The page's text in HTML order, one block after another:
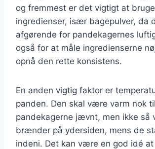
og fremmest er det vigtigt at
ingredienser, især bagepulver, da
afgørende for pandekagernes
også for at måle ingredienserne
opnå den rette konsistens.
En anden vigtig faktor er
panden. Den skal være varm nok
pandekagerne jævnt, men ikke så
brænder på ydersiden, mens de
indeni. Det kan være en god idé at